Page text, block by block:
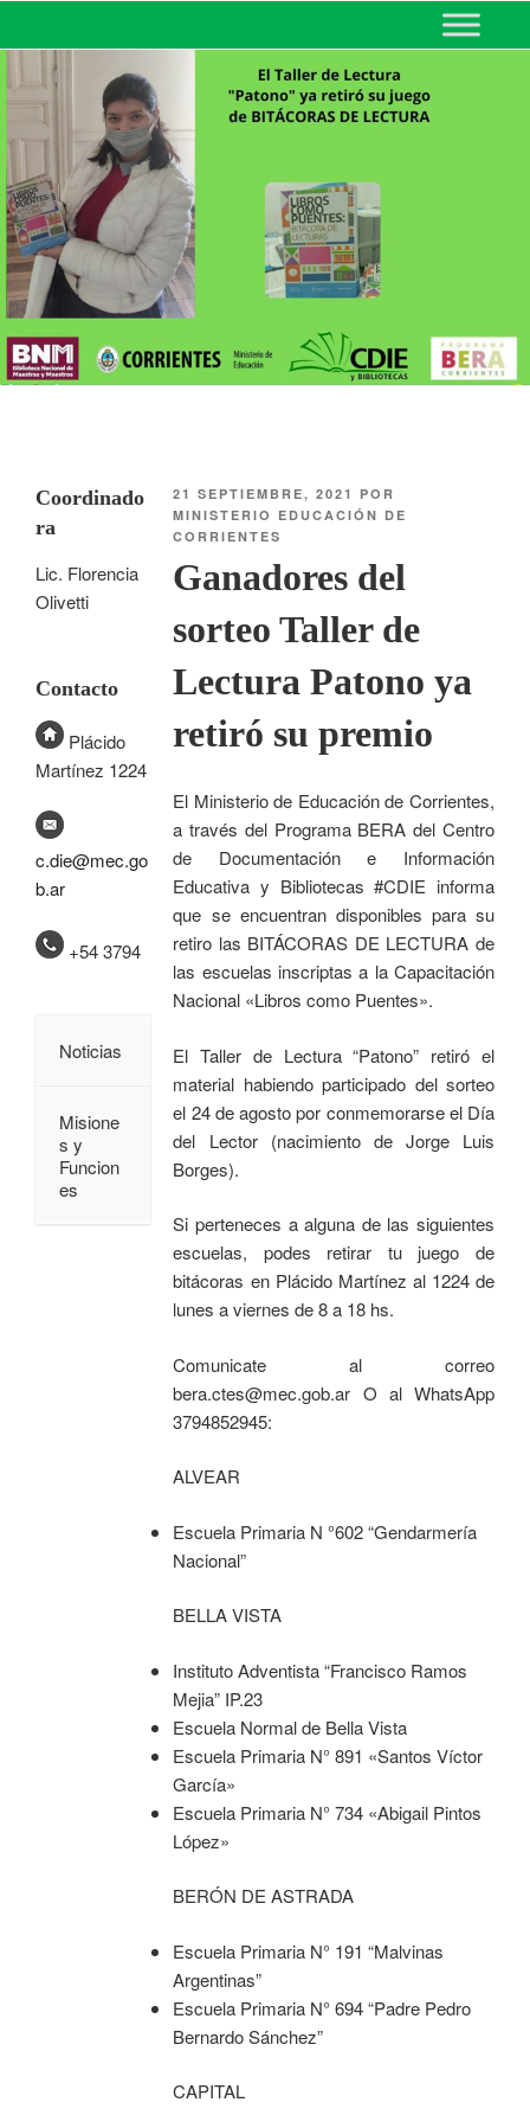
MINISTERIO DE EDUCACIÓN
DE CORRIENTES
21 SEPTIEMBRE, 2021
POR
MINISTERIO EDUCACIÓN DE
CORRIENTES
Ganadores del
sorteo Taller de
Lectura Patono ya
retiró su premio
El Ministerio de Educación de Corrientes,
a través del Programa BERA del Centro
de Documentación e Información
Educativa y Bibliotecas #CDIE informa
que se encuentran disponibles para su
retiro las BITÁCORAS DE LECTURA de
las escuelas inscriptas a la Capacitación
Nacional «Libros como Puentes».
El Taller de Lectura “Patono” retiró el
material habiendo participado del sorteo
el 24 de agosto por conmemorarse el Día
del Lector (nacimiento de Jorge Luis
Borges).
Si perteneces a alguna de las siguientes
escuelas, podes retirar tu juego de
bitácoras en Plácido Martínez al 1224 de
lunes a viernes de 8 a 18 hs.
Comunicate al correo
bera.ctes@mec.gob.ar O al WhatsApp
3794852945:
ALVEAR
Escuela Primaria N °602 “Gendarmería
Nacional”
BELLA VISTA
Instituto Adventista “Francisco Ramos
Mejia” IP.23
Escuela Normal de Bella Vista
Escuela Primaria N° 891 «Santos Víctor
García»
Escuela Primaria N° 734 «Abigail Pintos
López»
BERÓN DE ASTRADA
Escuela Primaria N° 191 “Malvinas
Argentinas”
Escuela Primaria N° 694 “Padre Pedro
Bernardo Sánchez”
CAPITAL
Coordinado
ra
Lic. Florencia
Olivetti
Contacto
Plácido
Martínez 1224
c.die@mec.go
b.ar
+54 3794
Noticias
Misione
s y
Funcion
es